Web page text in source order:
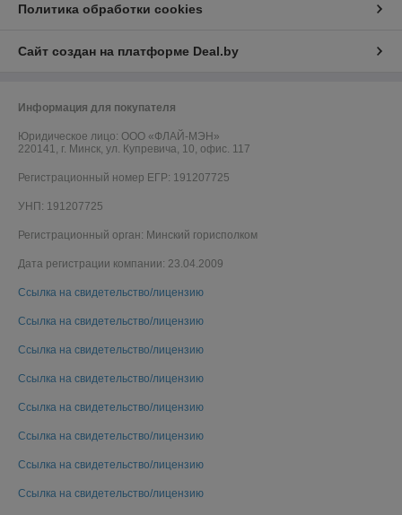
Политика обработки cookies
Сайт создан на платформе Deal.by
Информация для покупателя
Юридическое лицо: ООО «ФЛАЙ-МЭН»
220141, г. Минск, ул. Купревича, 10, офис. 117
Регистрационный номер ЕГР: 191207725
УНП: 191207725
Регистрационный орган: Минский горисполком
Дата регистрации компании: 23.04.2009
Ссылка на свидетельство/лицензию
Ссылка на свидетельство/лицензию
Ссылка на свидетельство/лицензию
Ссылка на свидетельство/лицензию
Ссылка на свидетельство/лицензию
Ссылка на свидетельство/лицензию
Ссылка на свидетельство/лицензию
Ссылка на свидетельство/лицензию